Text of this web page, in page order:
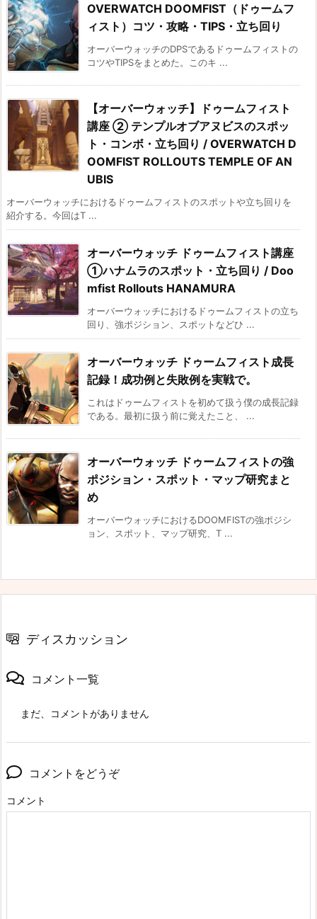
OVERWATCH DOOMFIST（ドゥームフ
ィスト）コツ・攻略・TIPS・立ち回り
オーバーウォッチのDPSであるドゥームフィストの
コツやTIPSをまとめた。このキ ...
【オーバーウォッチ】ドゥームフィスト
講座 ② テンプルオブアヌビスのスポッ
ト・コンボ・立ち回り / OVERWATCH D
OOMFIST ROLLOUTS TEMPLE OF AN
UBIS
オーバーウォッチにおけるドゥームフィストのスポットや立ち回りを
紹介する。今回はT ...
オーバーウォッチ ドゥームフィスト講座
①ハナムラのスポット・立ち回り / Doo
mfist Rollouts HANAMURA
オーバーウォッチにおけるドゥームフィストの立ち
回り、強ポジション、スポットなどひ ...
オーバーウォッチ ドゥームフィスト成長
記録！成功例と失敗例を実戦で。
これはドゥームフィストを初めて扱う僕の成長記録
である。最初に扱う前に覚えたこと、 ...
オーバーウォッチ ドゥームフィストの強
ポジション・スポット・マップ研究まと
め
オーバーウォッチにおけるDOOMFISTの強ポジシ
ョン、スポット、マップ研究、T ...
ディスカッション
コメント一覧
まだ、コメントがありません
コメントをどうぞ
コメント